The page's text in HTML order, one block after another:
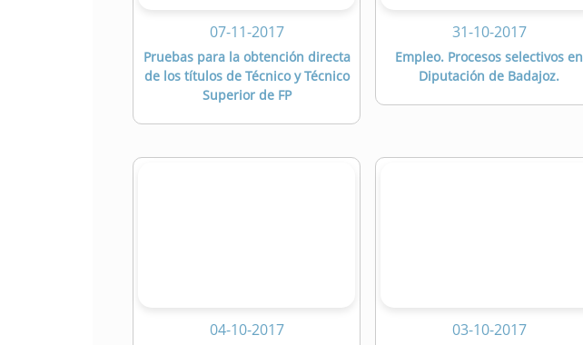
07-11-2017
Pruebas para la obtención directa
de los títulos de Técnico y Técnico
Superior de FP
31-10-2017
Empleo. Procesos selectivos en
Diputación de Badajoz.
04-10-2017 03-10-2017